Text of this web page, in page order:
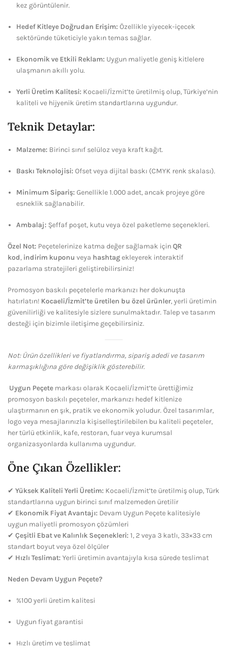
kez görüntülenir.
Hedef Kitleye Doğrudan Erişim: Özellikle yiyecek-içecek
sektöründe tüketiciyle yakın temas sağlar.
Ekonomik ve Etkili Reklam: Uygun maliyetle geniş kitlelere
ulaşmanın akıllı yolu.
Yerli Üretim Kalitesi: Kocaeli/İzmit’te üretilmiş olup, Türkiye’nin
kaliteli ve hijyenik üretim standartlarına uygundur.
Teknik Detaylar:
Malzeme: Birinci sınıf selüloz veya kraft kağıt.
Baskı Teknolojisi: Ofset veya dijital baskı (CMYK renk skalası).
Minimum Sipariş: Genellikle 1.000 adet, ancak projeye göre
esneklik sağlanabilir.
Ambalaj: Şeffaf poşet, kutu veya özel paketleme seçenekleri.
Özel Not: Peçetelerinize katma değer sağlamak içinQR
kod, indirim kuponu veya hashtagekleyerek interaktif
pazarlama stratejileri geliştirebilirsiniz!
Promosyon baskılı peçetelerle markanızı her dokunuşta
hatırlatın! Kocaeli/İzmit’te üretilen bu özel ürünler, yerli üretimin
güvenilirliği ve kalitesiyle sizlere sunulmaktadır. Talep ve tasarım
desteği için bizimle iletişime geçebilirsiniz.
Not: Ürün özellikleri ve fiyatlandırma, sipariş adedi ve tasarım
karmaşıklığına göre değişiklik gösterebilir.
Uygun Peçete markası olarak Kocaeli/İzmit’te ürettiğimiz
promosyon baskılı peçeteler, markanızı hedef kitlenize
ulaştırmanın en şık, pratik ve ekonomik yoludur. Özel tasarımlar,
logo veya mesajlarınızla kişiselleştirilebilen bu kaliteli peçeteler,
her türlü etkinlik, kafe, restoran, fuar veya kurumsal
organizasyonlarda kullanıma uygundur.
Öne Çıkan Özellikler:
✔ Yüksek Kaliteli Yerli Üretim: Kocaeli/İzmit’te üretilmiş olup, Türk
standartlarına uygun birinci sınıf malzemeden üretilir
✔ Ekonomik Fiyat Avantajı: Devam Uygun Peçete kalitesiyle
uygun maliyetli promosyon çözümleri
✔ Çeşitli Ebat ve Kalınlık Seçenekleri: 1, 2 veya 3 katlı, 33×33 cm
standart boyut veya özel ölçüler
✔ Hızlı Teslimat: Yerli üretimin avantajıyla kısa sürede teslimat
Neden Devam Uygun Peçete?
%100 yerli üretim kalitesi
Uygun fiyat garantisi
Hızlı üretim ve teslimat